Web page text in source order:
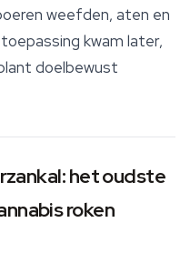
weefden, aten en
kwam later,
doelbewust
het oudste
roken